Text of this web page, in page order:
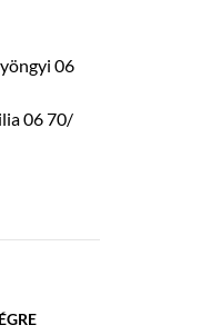
06
06 70/